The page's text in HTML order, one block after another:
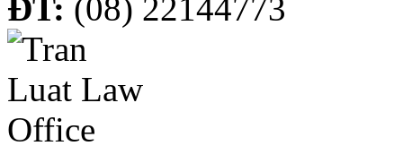
ĐT: (08) 22144773